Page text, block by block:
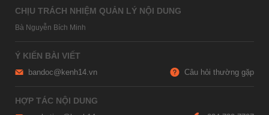
CHỊU TRÁCH NHIỆM QUẢN LÝ NỘI DUNG
Bà Nguyễn Bích Minh
Ý KIẾN BÀI VIẾT
bandoc@kenh14.vn Câu hỏi thường gặp
HỢP TÁC NỘI DUNG